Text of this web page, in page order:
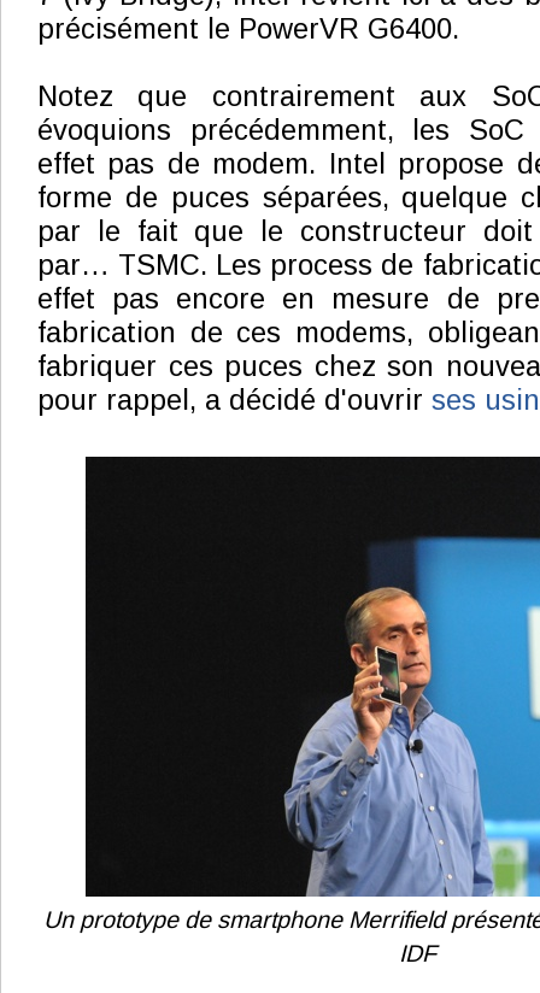
précisément le PowerVR G6400.
Notez que contrairement aux
évoquions précédemment, les
effet pas de modem. Intel propose
forme de puces séparées, quelque
par le fait que le constructeur
par… TSMC. Les process de
effet pas encore en mesure de
fabrication de ces modems,
fabriquer ces puces chez son
pour rappel, a décidé d'ouvrir ses
Un prototype de smartphone Merrifield
IDF